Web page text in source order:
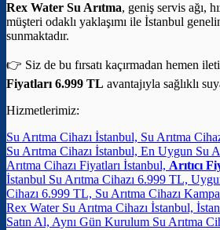
Rex Water Su Arıtma, geniş servis ağı,
müşteri odaklı yaklaşımı ile İstanbul
sunmaktadır.
👉 Siz de bu fırsatı kaçırmadan hemen
Fiyatları 6.999 TL avantajıyla sağlıklı
Hizmetlerimiz:
Su Arıtma Cihazı İstanbul, Su Arıtma
Su Arıtma Cihazı İstanbul, En Uygun Su
Arıtma Cihazı Fiyatları İstanbul, Arıtıcı
İstanbul Su Arıtma Cihazı 6.999 TL,
Cihazı 6.999 TL, Su Arıtma Cihazı
Rex Water Su Arıtma Cihazı İstanbul,
Satın Al, Aynı Gün Kurulum Su Arıtma